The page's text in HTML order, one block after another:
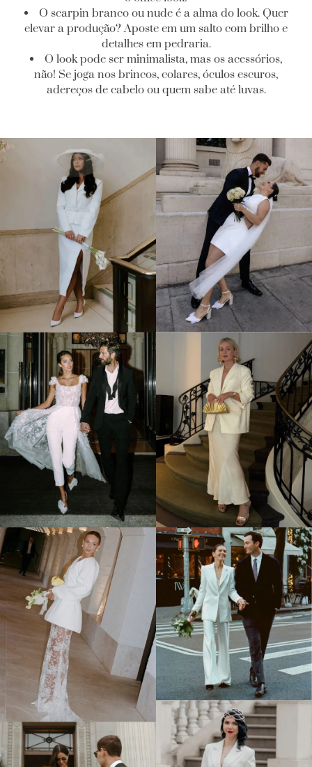
O scarpin branco ou nude é a alma do look. Quer
elevar a produção? Aposte em um salto com brilho e
detalhes em pedraria.
O look pode ser minimalista, mas os acessórios,
não! Se joga nos brincos, colares, óculos escuros,
adereços de cabelo ou quem sabe até luvas.